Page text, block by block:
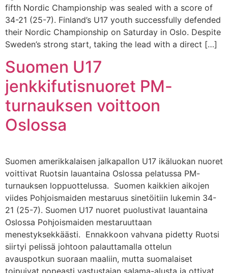
fifth Nordic Championship was sealed with a score of
34-21 (25-7). Finland’s U17 youth successfully defended
their Nordic Championship on Saturday in Oslo. Despite
Sweden’s strong start, taking the lead with a direct […]
Suomen U17
jenkkifutisnuoret PM-
turnauksen voittoon
Oslossa
Suomen amerikkalaisen jalkapallon U17 ikäluokan nuoret
voittivat Ruotsin lauantaina Oslossa pelatussa PM-
turnauksen loppuottelussa. Suomen kaikkien aikojen
viides Pohjoismaiden mestaruus sinetöitiin lukemin 34-
21 (25-7). Suomen U17 nuoret puolustivat lauantaina
Oslossa Pohjoismaiden mestaruuttaan
menestyksekkäästi. Ennakkoon vahvana pidetty Ruotsi
siirtyi pelissä johtoon palauttamalla ottelun
avauspotkun suoraan maaliin, mutta suomalaiset